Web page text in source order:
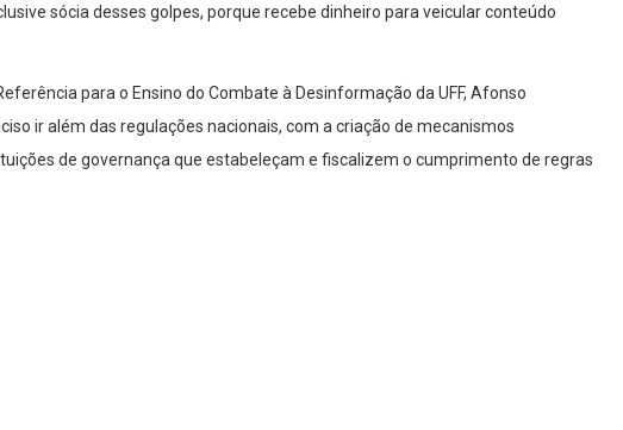
sócia desses golpes, porque recebe dinheiro para veicular conteúdo
para o Ensino do Combate à Desinformação da UFF, Afonso
ir além das regulações nacionais, com a criação de mecanismos
de governança que estabeleçam e fiscalizem o cumprimento de regras